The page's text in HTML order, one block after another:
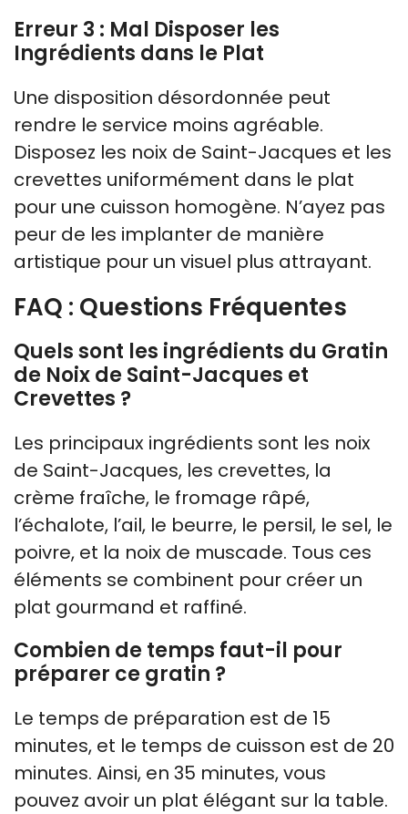
Erreur 3 : Mal Disposer les
Ingrédients dans le Plat
Une disposition désordonnée peut
rendre le service moins agréable.
Disposez les noix de Saint-Jacques et les
crevettes uniformément dans le plat
pour une cuisson homogène. N’ayez pas
peur de les implanter de manière
artistique pour un visuel plus attrayant.
FAQ : Questions Fréquentes
Quels sont les ingrédients du Gratin
de Noix de Saint-Jacques et
Crevettes ?
Les principaux ingrédients sont les noix
de Saint-Jacques, les crevettes, la
crème fraîche, le fromage râpé,
l’échalote, l’ail, le beurre, le persil, le sel, le
poivre, et la noix de muscade. Tous ces
éléments se combinent pour créer un
plat gourmand et raffiné.
Combien de temps faut-il pour
préparer ce gratin ?
Le temps de préparation est de 15
minutes, et le temps de cuisson est de 20
minutes. Ainsi, en 35 minutes, vous
pouvez avoir un plat élégant sur la table.